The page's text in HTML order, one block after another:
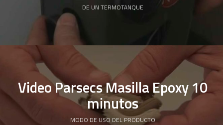
DE UN TERMOTANQUE
Video Parsecs Masilla Epoxy 10
minutos
MODO DE USO DEL PRODUCTO